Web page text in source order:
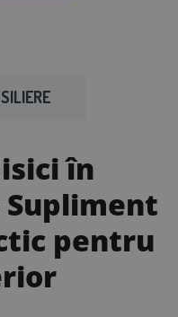
în
Supliment
pentru